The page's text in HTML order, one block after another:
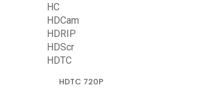
HC
HDCam
HDRIP
HDScr
HDTC
HDTC 720P